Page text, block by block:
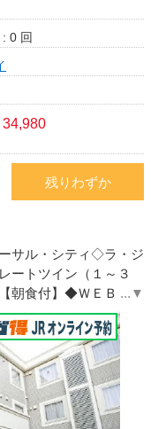
0 回
34,980
残りわずか
サル・シティ◇ラ・ジ
ートツイン（１～３
朝食付】◆ＷＥＢトク